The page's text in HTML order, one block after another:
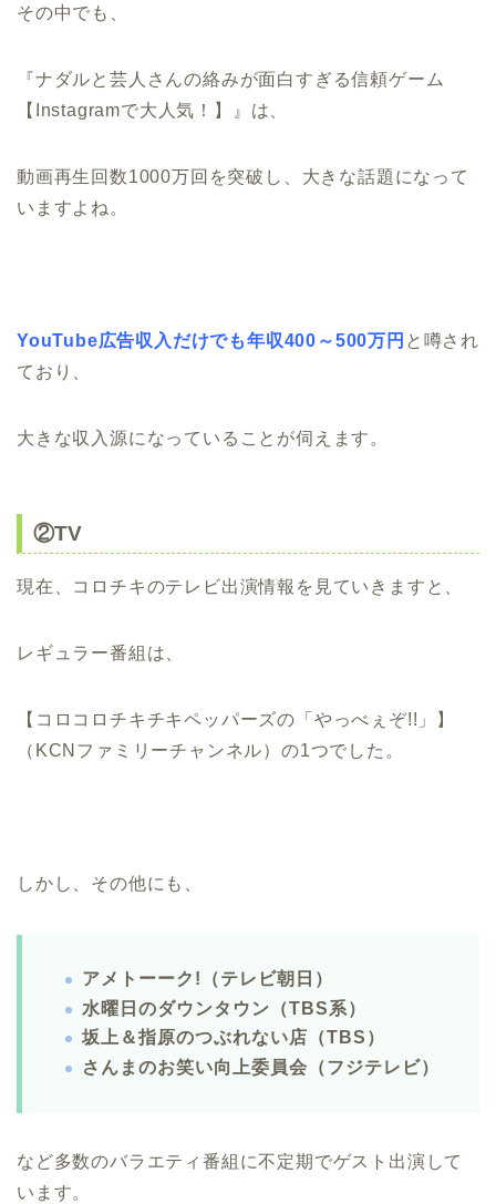
その中でも、
『ナダルと芸人さんの絡みが面白すぎる信頼ゲーム
【Instagramで大人気！】』は、
動画再生回数1000万回を突破し、大きな話題になって
いますよね。
YouTube広告収入だけでも年収400～500万円 と噂され
ており、
大きな収入源になっていることが伺えます。
②TV
現在、コロチキのテレビ出演情報を見ていきますと、
レギュラー番組は、
【コロコロチキチキペッパーズの「やっべぇぞ!!」】
（KCNファミリーチャンネル）の1つでした。
しかし、その他にも、
アメトーーク!（テレビ朝日）
水曜日のダウンタウン（TBS系）
坂上＆指原のつぶれない店（TBS）
さんまのお笑い向上委員会（フジテレビ）
など多数のバラエティ番組に不定期でゲスト出演して
います。